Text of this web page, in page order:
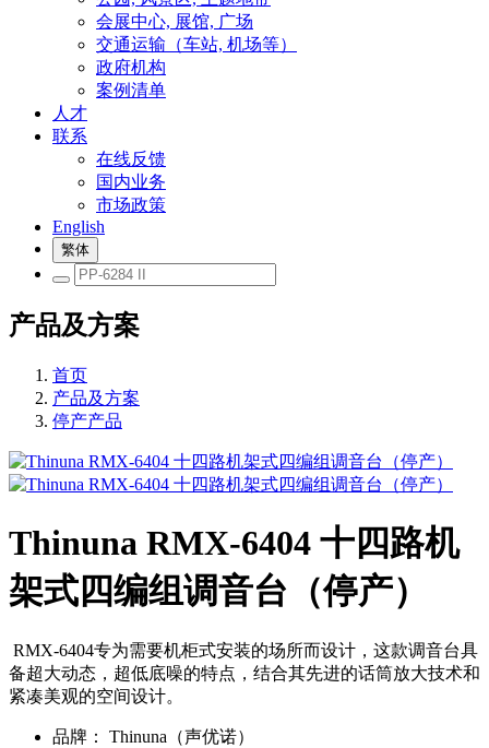
会展中心, 展馆, 广场
交通运输（车站, 机场等）
政府机构
案例清单
人才
联系
在线反馈
国内业务
市场政策
English
繁体
产品及方案
首页
产品及方案
停产产品
Thinuna RMX-6404 十四路机
架式四编组调音台（停产）
RMX-6404专为需要机柜式安装的场所而设计，这款调音台具
备超大动态，超低底噪的特点，结合其先进的话筒放大技术和
紧凑美观的空间设计。
品牌：
Thinuna（声优诺）